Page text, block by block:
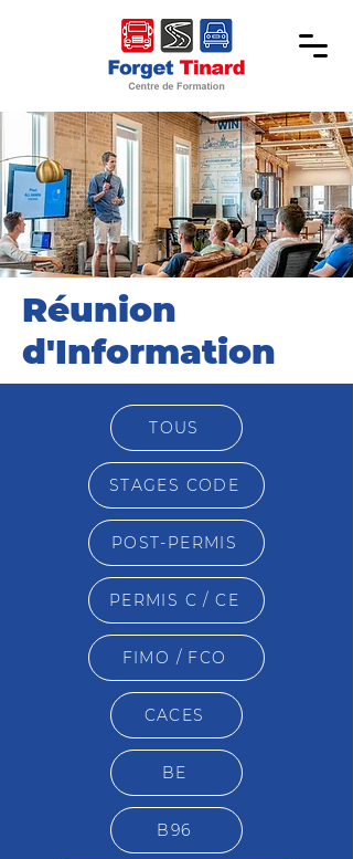
Réunion
d'Information
TOUS
STAGES CODE
POST-PERMIS
PERMIS C / CE
FIMO / FCO
CACES
BE
B96